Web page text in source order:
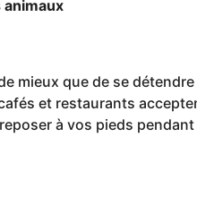
mieux que de se
et restaurants
à vos pieds